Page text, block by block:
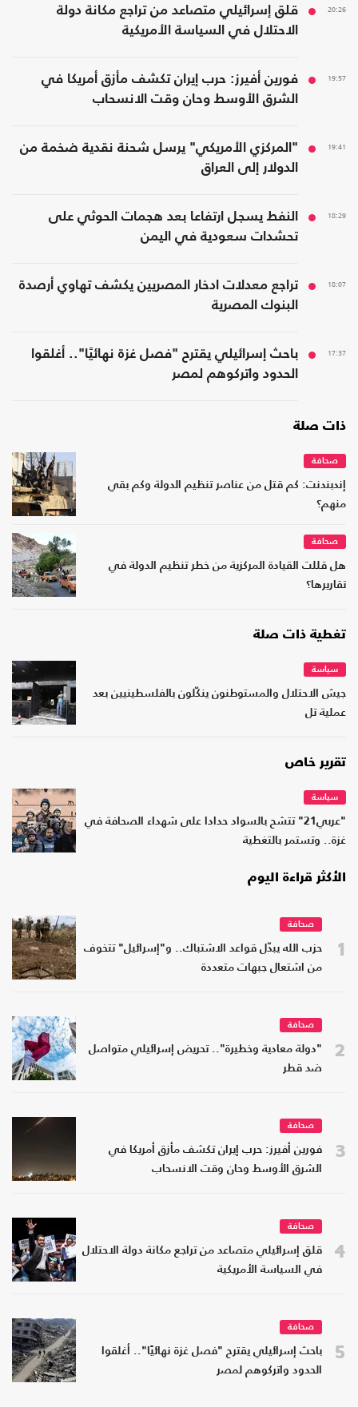
20:26
قلق إسرائيلي متصاعد من تراجع مكانة دولة
الاحتلال في السياسة الأمريكية
19:57
فورين أفيرز: حرب إيران تكشف مأزق أمريكا في
الشرق الأوسط وحان وقت الانسحاب
19:41
"المركزي الأمريكي" يرسل شحنة نقدية ضخمة من
الدولار إلى العراق
18:29
النفط يسجل ارتفاعا بعد هجمات الحوثي على
تحشدات سعودية في اليمن
18:07
تراجع معدلات ادخار المصريين يكشف تهاوي أرصدة
البنوك المصرية
17:37
باحث إسرائيلي يقترح "فصل غزة نهائيًا".. أغلقوا
الحدود واتركوهم لمصر
ذات صلة
صحافة
إندبندنت: كم قتل من عناصر تنظيم الدولة وكم بقي
منهم؟
صحافة
هل قللت القيادة المركزية من خطر تنظيم الدولة في
تقاريرها؟
تغطية ذات صلة
سياسة
جيش الاحتلال والمستوطنون ينكّلون بالفلسطينيين بعد
عملية تل
تقرير خاص
سياسة
"عربي21" تتشح بالسواد حدادا على شهداء الصحافة في
غزة.. وتستمر بالتغطية
الأكثر قراءة اليوم
1
صحافة
حزب الله يبدّل قواعد الاشتباك.. و"إسرائيل" تتخوف
من اشتعال جبهات متعددة
2
صحافة
"دولة معادية وخطيرة".. تحريض إسرائيلي متواصل
ضد قطر
3
صحافة
فورين أفيرز: حرب إيران تكشف مأزق أمريكا في
الشرق الأوسط وحان وقت الانسحاب
4
صحافة
قلق إسرائيلي متصاعد من تراجع مكانة دولة الاحتلال
في السياسة الأمريكية
5
صحافة
باحث إسرائيلي يقترح "فصل غزة نهائيًا".. أغلقوا
الحدود واتركوهم لمصر